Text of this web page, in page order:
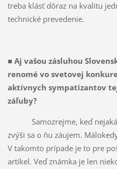
treba klásť dôraz na kvalitu
technické prevedenie.
■ Aj vašou zásluhou
renomé vo svetovej
aktívnych sympatizantov
záľuby?
Samozrejme, keď
zvýši sa o ňu záujem.
V takomto prípade je to pre
artikel. Veď známka je len